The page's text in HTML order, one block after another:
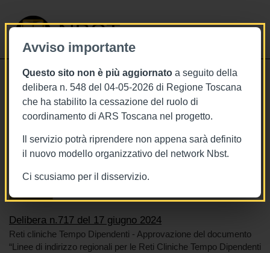
Avviso importante
Questo sito non è più aggiornato a seguito della
delibera n. 548 del 04-05-2026 di Regione Toscana
che ha stabilito la cessazione del ruolo di
coordinamento di ARS Toscana nel progetto.
Il servizio potrà riprendere non appena sarà definito
il nuovo modello organizzativo del network Nbst.
Ci scusiamo per il disservizio.
NBST
17/6/2024
Delibera n.717 del 17 giugno 2024
Tags Toscana
BURT Bollettino della regione toscana
Reti cliniche
Delibera n.717 del 17 giugno 2024
Reti cliniche Tempo Dipendenti - Approvazione del documento
“Linee di indirizzo regionali per le Reti Cliniche Tempo Dipendenti